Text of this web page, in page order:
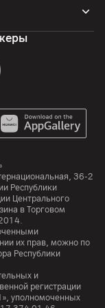
36-2
Республики
Центрального
в Торговом
их прав, можно по
Республики
и
регистрации
уполномоченных